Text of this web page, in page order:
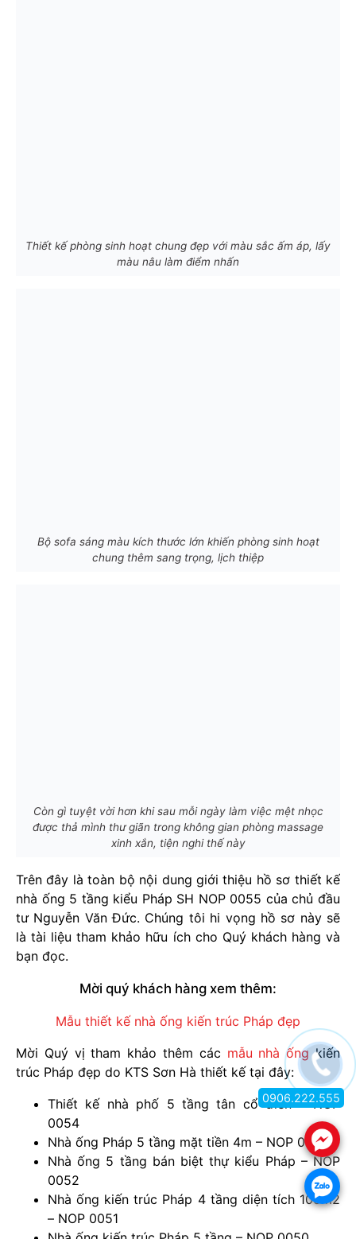
Thiết kế phòng sinh hoạt chung đẹp với màu sắc ấm áp, lấy
màu nâu làm điểm nhấn
Bộ sofa sáng màu kích thước lớn khiến phòng sinh hoạt
chung thêm sang trọng, lịch thiệp
Còn gì tuyệt vời hơn khi sau mỗi ngày làm việc mệt nhọc
được thả mình thư giãn trong không gian phòng massage
xinh xắn, tiện nghi thế này
Trên đây là toàn bộ nội dung giới thiệu hồ sơ thiết kế
nhà ống 5 tầng kiểu Pháp SH NOP 0055 của chủ đầu
tư Nguyễn Văn Đức. Chúng tôi hi vọng hồ sơ này sẽ
là tài liệu tham khảo hữu ích cho Quý khách hàng và
bạn đọc.
Mời quý khách hàng xem thêm:
Mẫu thiết kế nhà ống kiến trúc Pháp đẹp
Mời Quý vị tham khảo thêm các mẫu nhà ống kiến
trúc Pháp đẹp do KTS Sơn Hà thiết kế tại đây:
Thiết kế nhà phố 5 tầng tân cổ điển – NOP
0054
Nhà ống Pháp 5 tầng mặt tiền 4m – NOP 0053
Nhà ống 5 tầng bán biệt thự kiểu Pháp – NOP
0052
Nhà ống kiến trúc Pháp 4 tầng diện tích 105m2
– NOP 0051
.
.
0906.222.555